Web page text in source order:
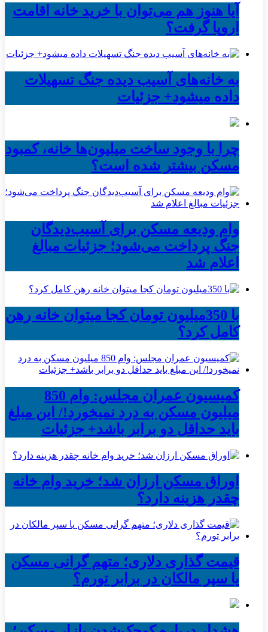
آیا هنوز هم می‌توان با خرید خانه اقامت
اروپا گرفت؟
به خانه‌های آسیب دیده جنگ تسهیلات
داده میشود+ جزئیات
چرا با وجود ساخت میلیون‌ها خانه، کمبود
مسکن بیشتر شده است؟
وام ودیعه مسکن برای آسیب‌دیدگان
جنگ پرداخت می‌شود؛ جزئیات مبالغ
اعلام شد
با 350میلیون تومان کجا میتوان خانه رهن
کامل کرد؟
کمیسیون عمران مجلس: وام 850
میلیون مسکن به درد نمیخورد!/ این مبلغ
باید حداقل دو برابر باشد+ جزئیات
اوراق مسکن ارزان شد؛ خرید وام خانه
چقدر هزینه دارد؟
قیمت گذاری دلاری؛ متهم گرانی مسکن
یا سپر مالکان در برابر تورم؟